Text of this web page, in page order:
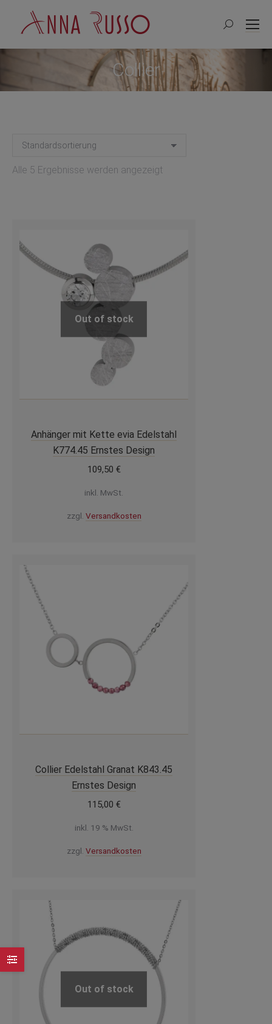
Search:
Collier
Alle 5 Ergebnisse werden angezeigt
Out of stock
Anhänger mit Kette evia Edelstahl
K774.45 Ernstes Design
109,50 €
inkl. MwSt.
zzgl. Versandkosten
Collier Edelstahl Granat K843.45
Ernstes Design
115,00 €
inkl. 19 % MwSt.
zzgl. Versandkosten
Out of stock